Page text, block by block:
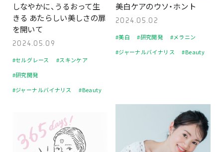
しなやかに、うるおって生
きる あたらしい美しさの扉
を開いて
2024.05.09
#セルグレース
#スキンケア
#研究開発
#ジャーナルバイナリス
#Beauty
美白ケアのウソ・ホント
2024.05.02
#美白 #研究開発
#メラニン
#ジャーナルバイナリス
#Beauty